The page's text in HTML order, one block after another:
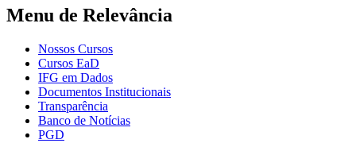
Menu de Relevância
Nossos Cursos
Cursos EaD
IFG em Dados
Documentos Institucionais
Transparência
Banco de Notícias
PGD